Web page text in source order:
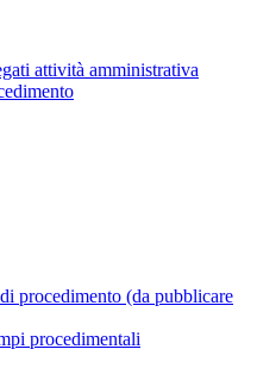
attività amministrativa
procedimento (da pubblicare
procedimentali